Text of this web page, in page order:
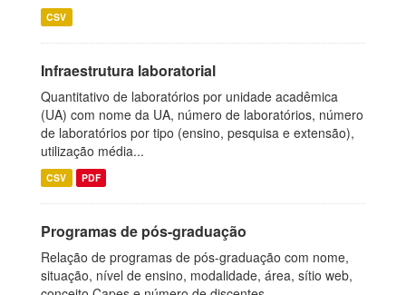
CSV
Infraestrutura laboratorial
Quantitativo de laboratórios por unidade acadêmica
(UA) com nome da UA, número de laboratórios, número
de laboratórios por tipo (ensino, pesquisa e extensão),
utilização média...
CSV PDF
Programas de pós-graduação
Relação de programas de pós-graduação com nome,
situação, nível de ensino, modalidade, área, sítio web,